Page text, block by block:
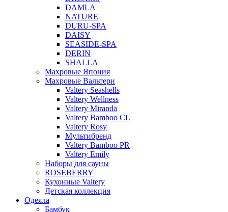
DAMLA
NATURE
DURU-SPA
DAISY
SEASIDE-SPA
DERIN
SHALLA
Махровые Япония
Махровые Вальтери
Valtery Seashells
Valtery Wellness
Valtery Miranda
Valtery Bamboo CL
Valtery Rosy
Мультибренд
Valtery Bamboo PR
Valtery Emily
Наборы для сауны
ROSEBERRY
Кухонные Valtery
Детская коллекция
Одеяла
Бамбук